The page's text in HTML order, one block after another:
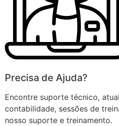
Precisa de Ajuda?
Encontre suporte técnico,
contabilidade, sessões de
nosso suporte e treinamento.